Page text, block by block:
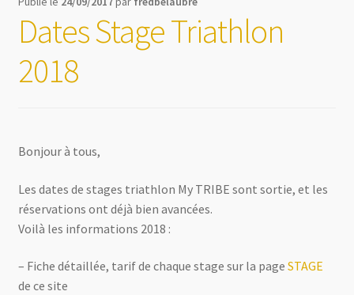
Dates Stage Triathlon
2018
Bonjour à tous,
Les dates de stages triathlon My TRIBE sont sortie, et les
réservations ont déjà bien avancées.
Voilà les informations 2018 :
– Fiche détaillée, tarif de chaque stage sur la page STAGE
de ce site